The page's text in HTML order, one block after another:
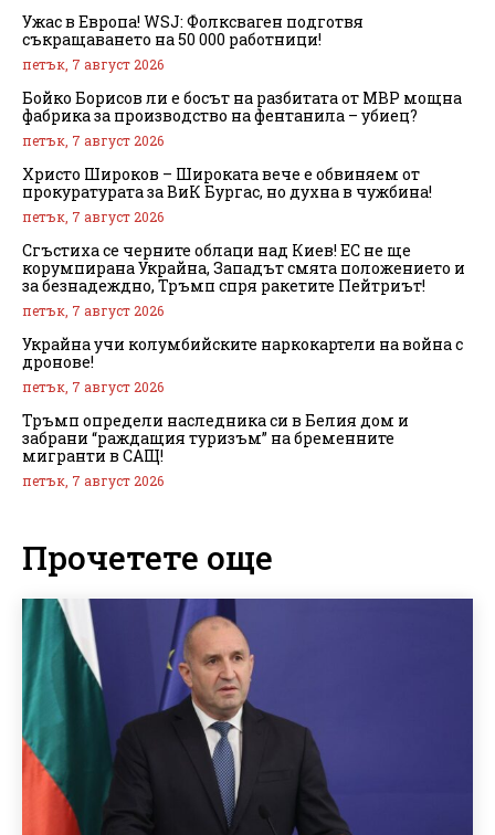
Ужас в Европа! WSJ: Фолксваген подготвя
съкращаването на 50 000 работници!
петък, 7 август 2026
Бойко Борисов ли е босът на разбитата от МВР мощна
фабрика за производство на фентанила – убиец?
петък, 7 август 2026
Христо Широков – Широката вече е обвиняем от
прокуратурата за ВиК Бургас, но духна в чужбина!
петък, 7 август 2026
Сгъстиха се черните облаци над Киев! ЕС не ще
корумпирана Украйна, Западът смята положението и
за безнадеждно, Тръмп спря ракетите Пейтриът!
петък, 7 август 2026
Украйна учи колумбийските наркокартели на война с
дронове!
петък, 7 август 2026
Тръмп определи наследника си в Белия дом и
забрани “раждащия туризъм” на бременните
мигранти в САЩ!
петък, 7 август 2026
Прочетете още